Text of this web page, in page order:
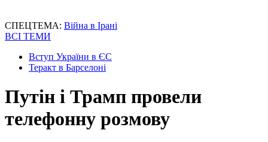
СПЕЦТЕМА: Війна в Ірані
ВСІ ТЕМИ
Вступ України в ЄС
Теракт в Барселоні
Путін і Трамп провели
телефонну розмову